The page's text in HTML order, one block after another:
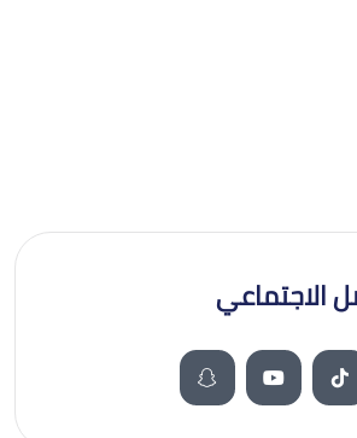
الاجتماعي